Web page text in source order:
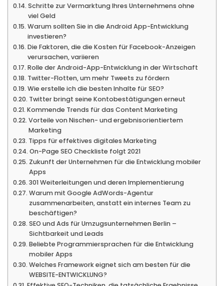
Schritte zur Vermarktung Ihres Unternehmens ohne
viel Geld
Warum sollten Sie in die Android App-Entwicklung
investieren?
Die Faktoren, die die Kosten für Facebook-Anzeigen
verursachen, variieren
Rolle der Android-App-Entwicklung in der Wirtschaft
Twitter-Flotten, um mehr Tweets zu fördern
Wie erstelle ich die besten Inhalte für SEO?
Twitter bringt seine Kontobestätigungen erneut
Kommende Trends für das Content Marketing
Vorteile von Nischen- und ergebnisorientiertem
Marketing
Tipps für effektives digitales Marketing
On-Page SEO Checkliste folgt 2021
Zukunft der Unternehmen für die Entwicklung mobiler
Apps
301 Weiterleitungen und deren Implementierung
Warum mit Google AdWords-Agentur
zusammenarbeiten, anstatt ein internes Team zu
beschäftigen?
SEO und Ads für Umzugsunternehmen Berlin –
Sichtbarkeit und Leads
Beliebte Programmiersprachen für die Entwicklung
mobiler Apps
Welches Framework eignet sich am besten für die
WEBSITE-ENTWICKLUNG?